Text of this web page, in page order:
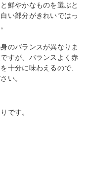
鮮やかなものを選ぶと
い部分がきれいではっ
のバランスが異なりま
すが、バランスよく赤
十分に味わえるので、
い。
です。